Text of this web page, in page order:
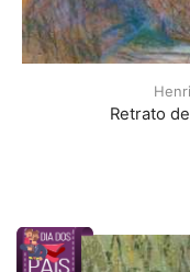
Retrato